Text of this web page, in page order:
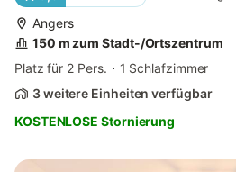
Angers
150 m zum Stadt-/Ortszentrum
Platz für 2 Pers.
1 Schlafzimmer
3 weitere Einheiten verfügbar
KOSTENLOSE Stornierung